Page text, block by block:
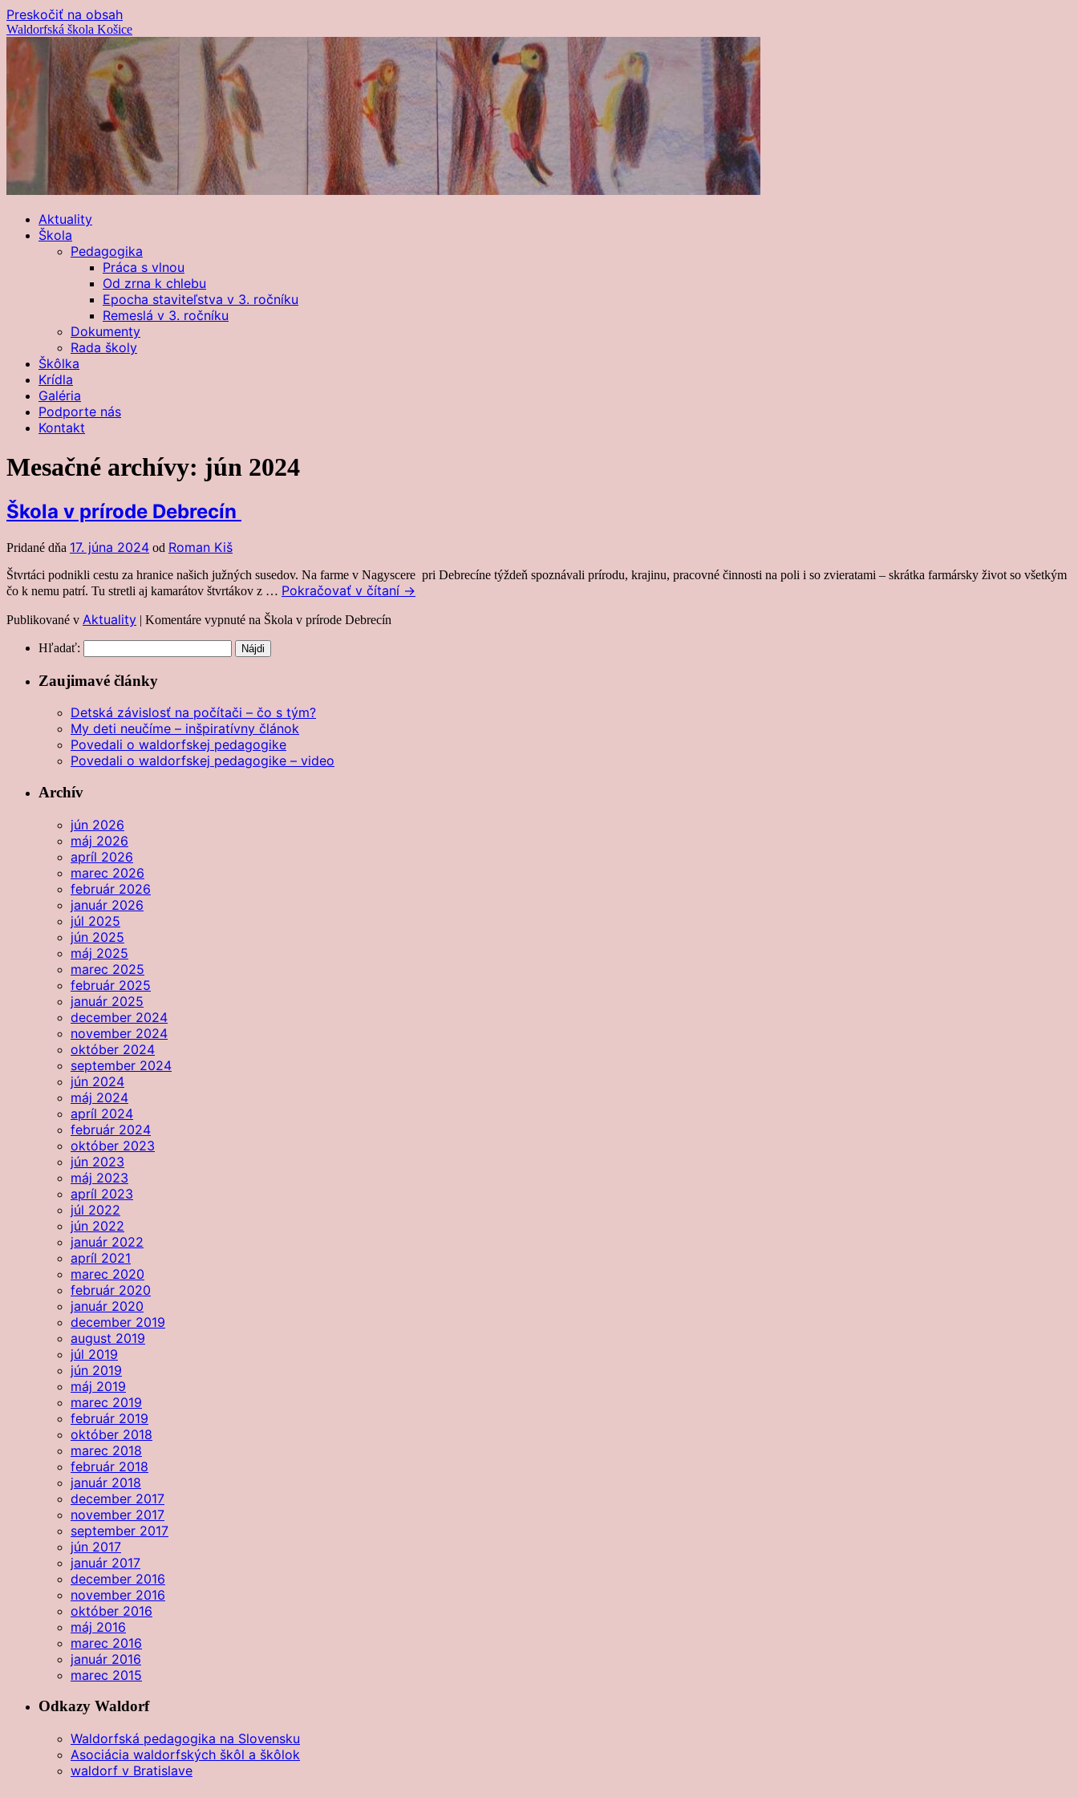
Preskočiť na obsah
Waldorfská škola Košice
Aktuality
Škola
Pedagogika
Práca s vlnou
Od zrna k chlebu
Epocha staviteľstva v 3. ročníku
Remeslá v 3. ročníku
Dokumenty
Rada školy
Škôlka
Krídla
Galéria
Podporte nás
Kontakt
Mesačné archívy: jún 2024
Škola v prírode Debrecín
Pridané dňa 17. júna 2024 od Roman Kiš
Štvrtáci podnikli cestu za hranice našich južných susedov. Na farme v Nagyscere pri Debrecíne týždeň spoznávali prírodu, krajinu, pracovné činnosti na poli i so zvieratami – skrátka farmársky život so všetkým
čo k nemu patrí. Tu stretli aj kamarátov štvrtákov z … Pokračovať v čítaní →
Publikované v Aktuality | Komentáre vypnuté na Škola v prírode Debrecín
Hľadať:
Zaujimavé články
Detská závislosť na počítači – čo s tým?
My deti neučíme – inšpiratívny článok
Povedali o waldorfskej pedagogike
Povedali o waldorfskej pedagogike – video
Archív
jún 2026
máj 2026
apríl 2026
marec 2026
február 2026
január 2026
júl 2025
jún 2025
máj 2025
marec 2025
február 2025
január 2025
december 2024
november 2024
október 2024
september 2024
jún 2024
máj 2024
apríl 2024
február 2024
október 2023
jún 2023
máj 2023
apríl 2023
júl 2022
jún 2022
január 2022
apríl 2021
marec 2020
február 2020
január 2020
december 2019
august 2019
júl 2019
jún 2019
máj 2019
marec 2019
február 2019
október 2018
marec 2018
február 2018
január 2018
december 2017
november 2017
september 2017
jún 2017
január 2017
december 2016
november 2016
október 2016
máj 2016
marec 2016
január 2016
marec 2015
Odkazy Waldorf
Waldorfská pedagogika na Slovensku
Asociácia waldorfských škôl a škôlok
waldorf v Bratislave